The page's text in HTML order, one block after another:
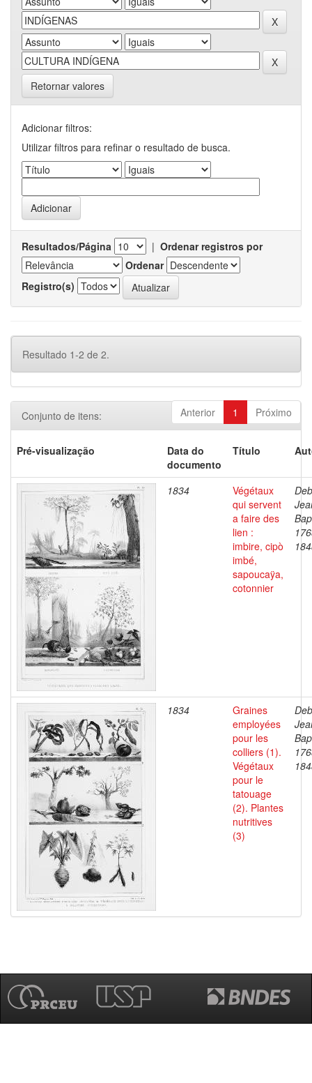
Retornar valores
Adicionar filtros:
Utilizar filtros para refinar o resultado de busca.
Resultados/Página | Ordenar registros por
Ordenar
Registro(s)
Resultado 1-2 de 2.
Anterior 1 Próximo
Conjunto de itens:
Pré-visualização
Data do
documento
Título
1834
Végétaux
qui servent
a faire des
lien :
imbire, cipò
imbé,
sapoucaÿa,
cotonnier
1834
Graines
employées
pour les
colliers (1).
Végétaux
pour le
tatouage
(2). Plantes
nutritives
(3)